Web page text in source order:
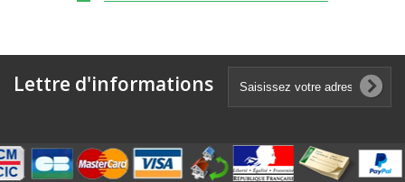
Lettre d'informations